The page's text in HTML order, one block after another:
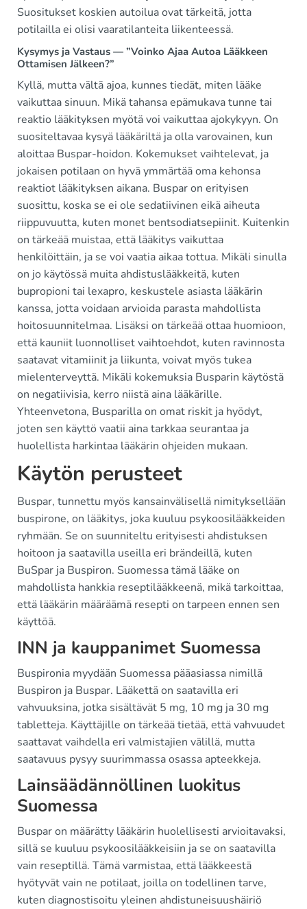
Suositukset koskien autoilua ovat tärkeitä, jotta
potilailla ei olisi vaaratilanteita liikenteessä.
Kysymys ja Vastaus — ”Voinko Ajaa Autoa Lääkkeen
Ottamisen Jälkeen?”
Kyllä, mutta vältä ajoa, kunnes tiedät, miten lääke
vaikuttaa sinuun. Mikä tahansa epämukava tunne tai
reaktio lääkityksen myötä voi vaikuttaa ajokykyyn. On
suositeltavaa kysyä lääkäriltä ja olla varovainen, kun
aloittaa Buspar-hoidon. Kokemukset vaihtelevat, ja
jokaisen potilaan on hyvä ymmärtää oma kehonsa
reaktiot lääkityksen aikana. Buspar on erityisen
suosittu, koska se ei ole sedatiivinen eikä aiheuta
riippuvuutta, kuten monet bentsodiatsepiinit. Kuitenkin
on tärkeää muistaa, että lääkitys vaikuttaa
henkilöittäin, ja se voi vaatia aikaa tottua. Mikäli sinulla
on jo käytössä muita ahdistuslääkkeitä, kuten
bupropioni tai lexapro, keskustele asiasta lääkärin
kanssa, jotta voidaan arvioida parasta mahdollista
hoitosuunnitelmaa. Lisäksi on tärkeää ottaa huomioon,
että kauniit luonnolliset vaihtoehdot, kuten ravinnosta
saatavat vitamiinit ja liikunta, voivat myös tukea
mielenterveyttä. Mikäli kokemuksia Busparin käytöstä
on negatiivisia, kerro niistä aina lääkärille.
Yhteenvetona, Busparilla on omat riskit ja hyödyt,
joten sen käyttö vaatii aina tarkkaa seurantaa ja
huolellista harkintaa lääkärin ohjeiden mukaan.
Käytön perusteet
Buspar, tunnettu myös kansainvälisellä nimityksellään
buspirone, on lääkitys, joka kuuluu psykoosilääkkeiden
ryhmään. Se on suunniteltu erityisesti ahdistuksen
hoitoon ja saatavilla useilla eri brändeillä, kuten
BuSpar ja Buspiron. Suomessa tämä lääke on
mahdollista hankkia reseptilääkkeenä, mikä tarkoittaa,
että lääkärin määräämä resepti on tarpeen ennen sen
käyttöä.
INN ja kauppanimet Suomessa
Buspironia myydään Suomessa pääasiassa nimillä
Buspiron ja Buspar. Lääkettä on saatavilla eri
vahvuuksina, jotka sisältävät 5 mg, 10 mg ja 30 mg
tabletteja. Käyttäjille on tärkeää tietää, että vahvuudet
saattavat vaihdella eri valmistajien välillä, mutta
saatavuus pysyy suurimmassa osassa apteekkeja.
Lainsäädännöllinen luokitus
Suomessa
Buspar on määrätty lääkärin huolellisesti arvioitavaksi,
sillä se kuuluu psykoosilääkkeisiin ja se on saatavilla
vain reseptillä. Tämä varmistaa, että lääkkeestä
hyötyvät vain ne potilaat, joilla on todellinen tarve,
kuten diagnostisoitu yleinen ahdistuneisuushäiriö